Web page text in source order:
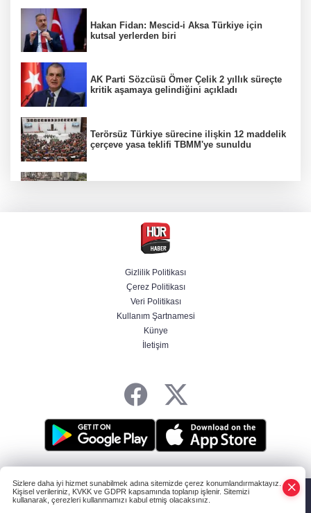
Hakan Fidan: Mescid-i Aksa Türkiye için
kutsal yerlerden biri
AK Parti Sözcüsü Ömer Çelik 2 yıllık süreçte
kritik aşamaya gelindiğini açıkladı
Terörsüz Türkiye sürecine ilişkin 12 maddelik
çerçeve yasa teklifi TBMM'ye sunuldu
CHP'li belediye başkanın yazışmaları rüşvet
ağını ortaya koydu
Serdal Adalı'dan Salah açıklaması!
''Transferini biz istemedik''
"Muhalif maskesi" altındaki 11 sosyal medya
Gizlilik Politikası
Çerez Politikası
Veri Politikası
Kullanım Şartnamesi
Künye
İletişim
Tüm hakları saklıdır.
Sizlere daha iyi hizmet sunabilmek adına sitemizde çerez konumlandırmaktayız.
Kişisel verileriniz, KVKK ve GDPR kapsamında toplanıp işlenir. Sitemizi
kullanarak, çerezleri kullanmamızı kabul etmiş olacaksınız.